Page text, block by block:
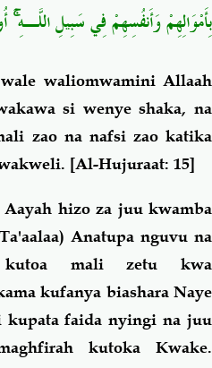
بِأَمْوَالِهِمْ وَأَنفُسِهِمْ فِي سَبِيلِ اللَّـهِۚ
waliomwamini Allaah
si wenye shaka, na
zao na nafsi zao katika
[Al-Hujuraat: 15]
hizo za juu kwamba
Anatupa nguvu na
kutoa mali zetu kwa
kufanya biashara Naye
kupata faida nyingi na juu
kutoka Kwake.